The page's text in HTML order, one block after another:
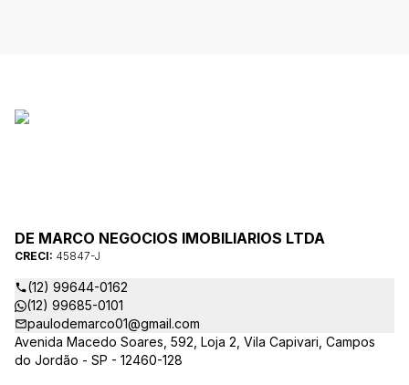
DE MARCO NEGOCIOS IMOBILIARIOS LTDA
CRECI: 45847-J
(12) 99644-0162
(12) 99685-0101
paulodemarco01@gmail.com
Avenida Macedo Soares, 592, Loja 2, Vila Capivari, Campos
do Jordão - SP - 12460-128